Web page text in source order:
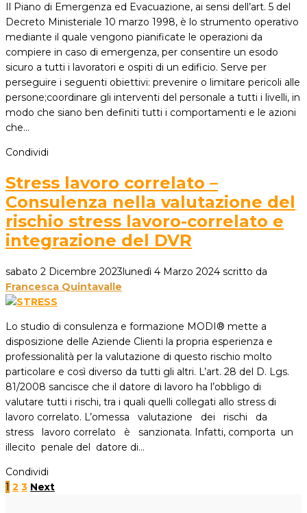
Il Piano di Emergenza ed Evacuazione, ai sensi dell’art. 5 del
Decreto Ministeriale 10 marzo 1998, è lo strumento operativo
mediante il quale vengono pianificate le operazioni da
compiere in caso di emergenza, per consentire un esodo
sicuro a tutti i lavoratori e ospiti di un edificio. Serve per
perseguire i seguenti obiettivi: prevenire o limitare pericoli alle
persone;coordinare gli interventi del personale a tutti i livelli, in
modo che siano ben definiti tutti i comportamenti e le azioni
che…
Condividi
Stress lavoro correlato –
Consulenza nella valutazione del
rischio stress lavoro-correlato e
integrazione del DVR
sabato 2 Dicembre 2023lunedì 4 Marzo 2024 scritto da
Francesca Quintavalle
Lo studio di consulenza e formazione MODI® mette a
disposizione delle Aziende Clienti la propria esperienza e
professionalità per la valutazione di questo rischio molto
particolare e così diverso da tutti gli altri. L’art. 28 del D. Lgs.
81/2008 sancisce che il datore di lavoro ha l’obbligo di
valutare tutti i rischi, tra i quali quelli collegati allo stress di
lavoro correlato. L’omessa valutazione dei rischi da
stress lavoro correlato è sanzionata. Infatti, comporta un
illecito penale del datore di…
Condividi
1 2 3 Next